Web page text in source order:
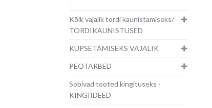
Kõik vajalik tordi kaunistamiseks/
TORDIKAUNISTUSED
KÜPSETAMISEKS VAJALIK
PEOTARBED
Sobivad tooted kingituseks -
KINGIIDEED